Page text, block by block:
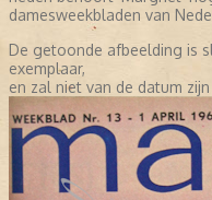
damesweekbladen van
De getoonde afbeelding is
exemplaar,
en zal niet van de datum